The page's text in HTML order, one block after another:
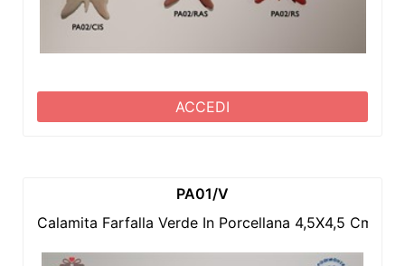
ACCEDI
PA01/V
Calamita Farfalla Verde In Porcellana 4,5X4,5 Cm